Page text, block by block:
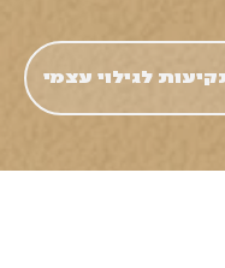
לגילוי עצמי